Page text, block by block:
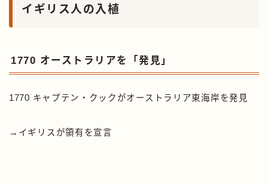
イギリス人の入植
1770 オーストラリアを「発見」
1770 キャプテン・クックがオーストラリア東海岸を発見
→イギリスが領有を宣言